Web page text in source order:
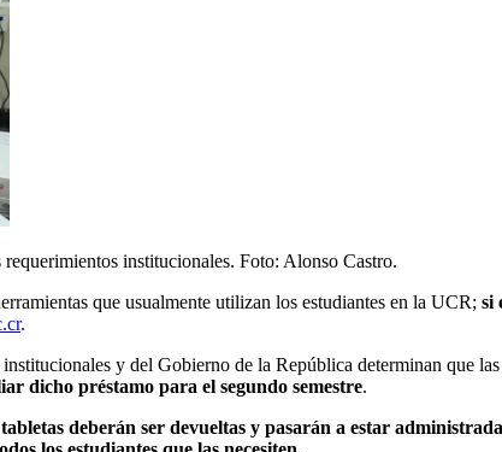
institucionales. Foto: Alonso Castro.
que usualmente utilizan los estudiantes en la UCR; si
.
y del Gobierno de la República determinan que las
dicho préstamo para el segundo semestre.
tabletas deberán ser devueltas y pasarán a estar